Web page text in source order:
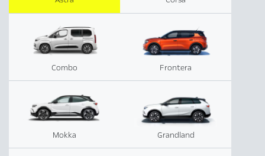
Combo Frontera
Mokka Grandland